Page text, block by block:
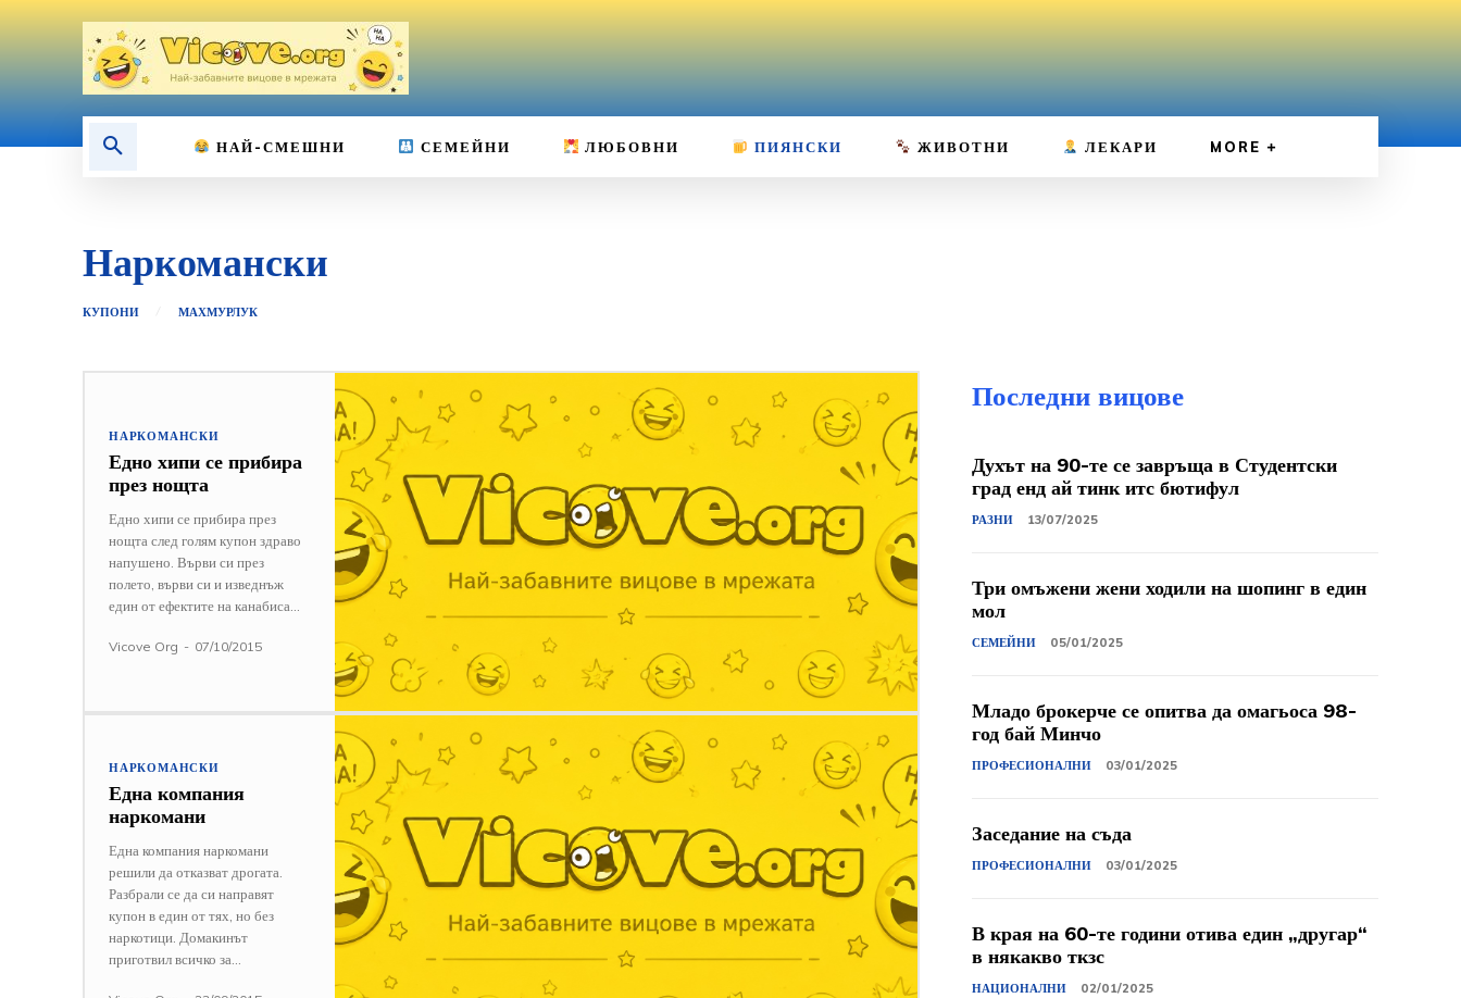
НАЙ-СМЕШНИ СЕМЕЙНИ ЛЮБОВНИ ПИЯНСКИ ЖИВОТНИ ЛЕКАРИ MORE
Наркомански
КУПОНИ МАХМУРЛУК
НАРКОМАНСКИ
Едно хипи се прибира
през нощта
Едно хипи се прибира през
нощта след голям купон здраво
напушено. Върви си през
полето, върви си и изведнъж
един от ефектите на канабиса...
Vicove Org - 07/10/2015
НАРКОМАНСКИ
Една компания
наркомани
Една компания наркомани
решили да отказват дрогата.
Разбрали се да си направят
купон в един от тях, но без
наркотици. Домакинът
приготвил всичко за...
Последни вицове
Духът на 90-те се завръща в Студентски
град енд ай тинк итс бютифул
РАЗНИ 13/07/2025
Три омъжени жени ходили на шопинг в един
мол
СЕМЕЙНИ 05/01/2025
Младо брокерче се опитва да омагьоса 98-
год бай Минчо
ПРОФЕСИОНАЛНИ 03/01/2025
Заседание на съда
ПРОФЕСИОНАЛНИ 03/01/2025
В края на 60-те години отива един „другар“
в някакво ткзс
НАЦИОНАЛНИ 02/01/2025